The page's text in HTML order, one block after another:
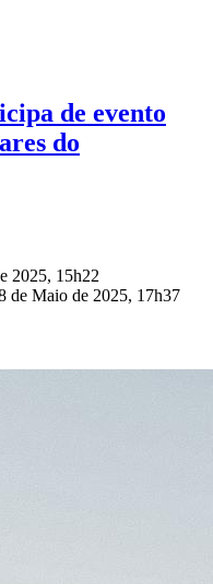
de evento
do
2025, 15h22
de Maio de 2025, 17h37